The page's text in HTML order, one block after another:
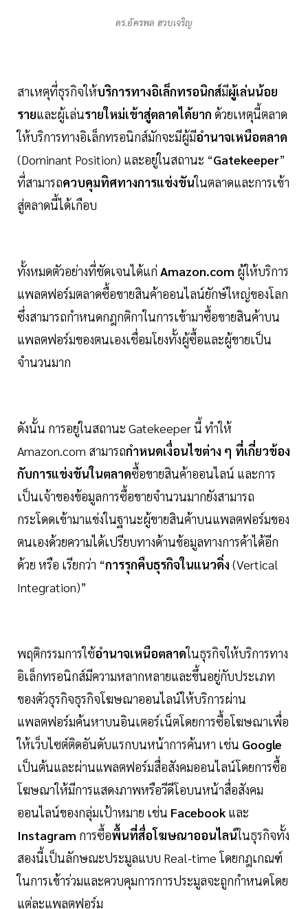
ดร.อัครพล ฮวบเจริญ
สาเหตุที่ธุรกิจให้บริการทางอิเล็กทรอนิกส์มีผู้เล่นน้อย
รายและผู้เล่นรายใหม่เข้าสู่ตลาดได้ยาก ด้วยเหตุนี้ตลาด
ให้บริการทางอิเล็กทรอนิกส์มักจะมีผู้มีอำนาจเหนือตลาด
(Dominant Position) และอยู่ในสถานะ “Gatekeeper”
ที่สามารถควบคุมทิศทางการแข่งขันในตลาดและการเข้า
สู่ตลาดนี้ได้เกือบ
ทั้งหมดตัวอย่างที่ชัดเจนได้แก่ Amazon.com ผู้ให้บริการ
แพลตฟอร์มตลาดซื้อขายสินค้าออนไลน์ยักษ์ใหญ่ของโลก
ซึ่งสามารถกำหนดกฎกติกาในการเข้ามาซื้อขายสินค้าบน
แพลตฟอร์มของตนเองเชื่อมโยงทั้งผู้ซื้อและผู้ขายเป็น
จำนวนมาก
ดังนั้น การอยู่ในสถานะ Gatekeeper นี้ ทำให้
Amazon.com สามารถกำหนดเงื่อนไขต่าง ๆ ที่เกี่ยวข้อง
กับการแข่งขันในตลาดซื้อขายสินค้าออนไลน์ และการ
เป็นเจ้าของข้อมูลการซื้อขายจำนวนมากยังสามารถ
กระโดดเข้ามาแข่งในฐานะผู้ขายสินค้าบนแพลตฟอร์มของ
ตนเองด้วยความได้เปรียบทางด้านข้อมูลทางการค้าได้อีก
ด้วย หรือ เรียกว่า “การรุกคืบธุรกิจในแนวดิ่ง (Vertical
Integration)”
พฤติกรรมการใช้อำนาจเหนือตลาดในธุรกิจให้บริการทาง
อิเล็กทรอนิกส์มีความหลากหลายและขึ้นอยู่กับประเภท
ของตัวธุรกิจธุรกิจโฆษณาออนไลน์ให้บริการผ่าน
แพลตฟอร์มค้นหาบนอินเตอร์เน็ตโดยการซื้อโฆษณาเพื่อ
ให้เว็บไซต์ติดอันดับแรกบนหน้าการค้นหา เช่น Google
เป็นต้นและผ่านแพลตฟอร์มสื่อสังคมออนไลน์โดยการซื้อ
โฆษณาให้มีการแสดงภาพหรือวีดีโอบนหน้าสื่อสังคม
ออนไลน์ของกลุ่มเป้าหมาย เช่น Facebook และ
Instagram การซื้อพื้นที่สื่อโฆษณาออนไลน์ในธุรกิจทั้ง
สองนี้เป็นลักษณะประมูลแบบ Real-time โดยกฎเกณฑ์
ในการเข้าร่วมและควบคุมการการประมูลจะถูกกำหนดโดย
แต่ละแพลตฟอร์ม